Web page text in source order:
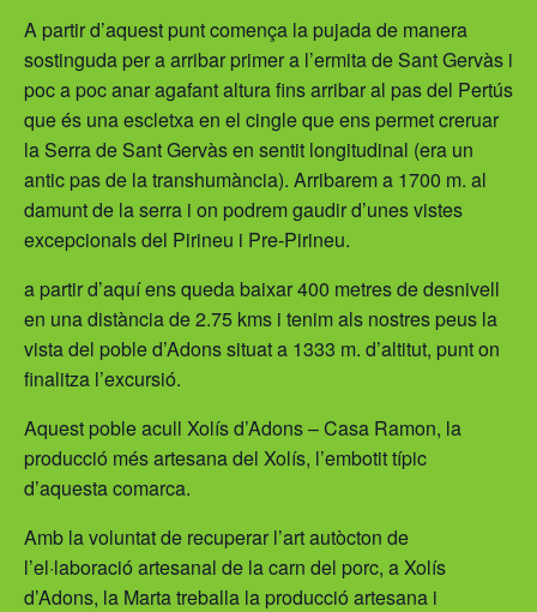
A partir d’aquest punt comença la pujada de manera
sostinguda per a arribar primer a l’ermita de Sant Gervàs i
poc a poc anar agafant altura fins arribar al pas del Pertús
que és una escletxa en el cingle que ens permet creruar
la Serra de Sant Gervàs en sentit longitudinal (era un
antic pas de la transhumància). Arribarem a 1700 m. al
damunt de la serra i on podrem gaudir d’unes vistes
excepcionals del Pirineu i Pre-Pirineu.
a partir d’aquí ens queda baixar 400 metres de desnivell
en una distància de 2.75 kms i tenim als nostres peus la
vista del poble d’Adons situat a 1333 m. d’altitut, punt on
finalitza l’excursió.
Aquest poble acull Xolís d’Adons – Casa Ramon, la
producció més artesana del Xolís, l’embotit típic
d’aquesta comarca.
Amb la voluntat de recuperar l’art autòcton de
l’el·laboració artesanal de la carn del porc, a Xolís
d’Adons, la Marta treballa la producció artesana i